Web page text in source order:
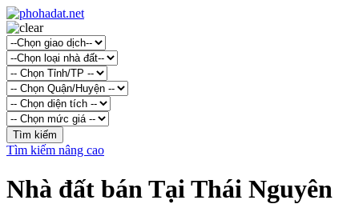
Tìm kiếm nâng cao
Nhà đất bán Tại Thái Nguyên